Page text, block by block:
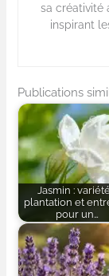
sa créativité
inspirant
Publications
Jasmin :
plantation et
pour un…